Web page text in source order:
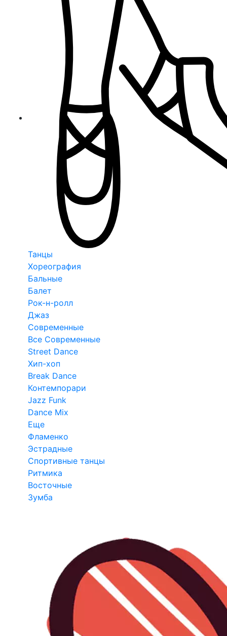
Танцы
Хореография
Бальные
Балет
Рок-н-ролл
Джаз
Современные
Все Современные
Street Dance
Хип-хоп
Break Dance
Контемпорари
Jazz Funk
Dance Mix
Еще
Фламенко
Эстрадные
Спортивные танцы
Ритмика
Восточные
Зумба